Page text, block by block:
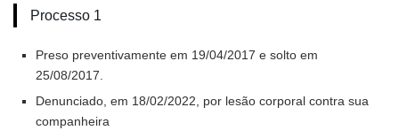
Processo 1
Preso preventivamente em 19/04/2017 e solto em
25/08/2017.
Denunciado, em 18/02/2022, por lesão corporal contra sua
companheira